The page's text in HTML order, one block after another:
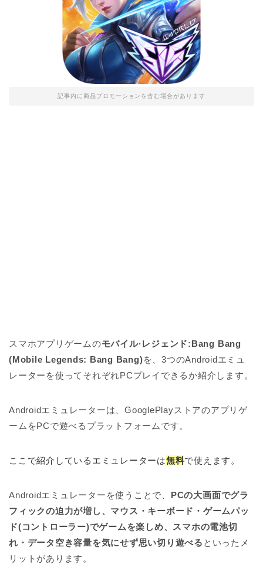
記事内に商品プロモーションを含む場合があります
スマホアプリゲームのモバイル·レジェンド:Bang Bang
(Mobile Legends: Bang Bang)を、3つのAndroidエミュ
レーターを使ってそれぞれPCプレイできるか紹介します。
Androidエミュレーターは、GooglePlayストアのアプリゲ
ームをPCで遊べるプラットフォームです。
ここで紹介しているエミュレーターは無料で使えます。
Androidエミュレーターを使うことで、 PCの大画面でグラ
フィックの迫力が増し、マウス・キーボード・ゲームパッ
ド(コントローラー)でゲームを楽しめ、スマホの電池切
れ・データ空き容量を気にせず思い切り遊べる といったメ
リットがあります。